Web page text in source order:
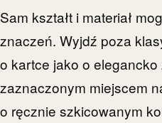
Sam kształt i materiał
znaczeń. Wyjdź poza
o kartce jako o elegancko
zaznaczonym miejscem
o ręcznie szkicowanym